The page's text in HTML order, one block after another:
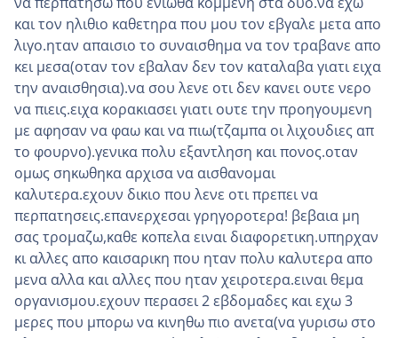
και τον ηλιθιο καθετηρα που μου τον εβγαλε μετα απο
λιγο.ηταν απαισιο το συναισθημα να τον τραβανε απο
κει μεσα(οταν τον εβαλαν δεν τον καταλαβα γιατι ειχα
την αναισθησια).να σου λενε οτι δεν κανει ουτε νερο
να πιεις.ειχα κορακιασει γιατι ουτε την προηγουμενη
με αφησαν να φαω και να πιω(τζαμπα οι λιχουδιες απ
το φουρνο).γενικα πολυ εξαντληση και πονος.οταν
ομως σηκωθηκα αρχισα να αισθανομαι
καλυτερα.εχουν δικιο που λενε οτι πρεπει να
περπατησεις.επανερχεσαι γρηγοροτερα! βεβαια μη
σας τρομαζω,καθε κοπελα ειναι διαφορετικη.υπηρχαν
κι αλλες απο καισαρικη που ηταν πολυ καλυτερα απο
μενα αλλα και αλλες που ηταν χειροτερα.ειναι θεμα
οργανισμου.εχουν περασει 2 εβδομαδες και εχω 3
μερες που μπορω να κινηθω πιο ανετα(να γυρισω στο